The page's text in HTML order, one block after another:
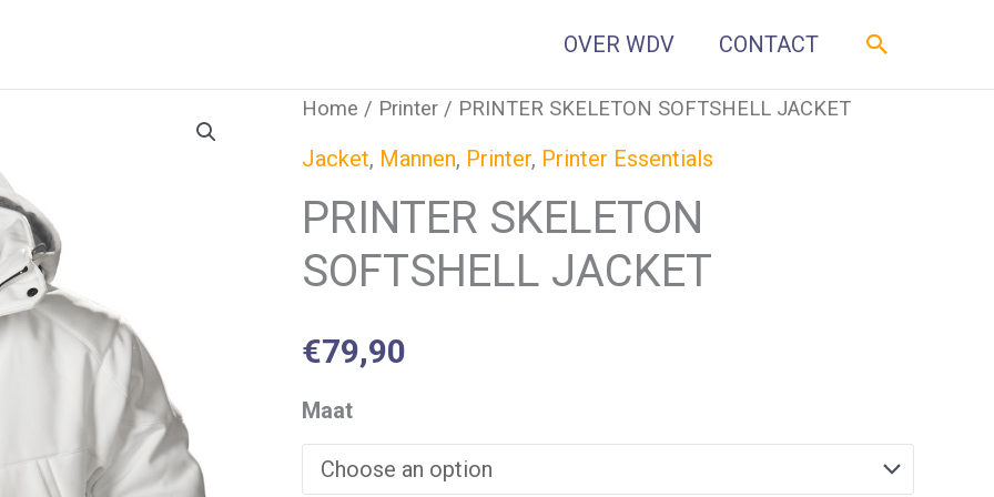
OVER WDV CONTACT Zoeken
Home / Printer / PRINTER SKELETON SOFTSHELL JACKET
Jacket, Mannen, Printer, Printer Essentials
PRINTER SKELETON
SOFTSHELL JACKET
€79,90
Maat